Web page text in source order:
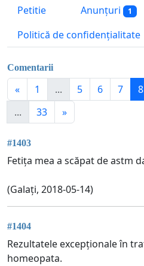
Petitie Anunțuri 1
Politică de confidențialitate
Comentarii
« 1 ... 5 6 7 8
...
33 »
#1403
Fetița mea a scăpat de astm
(Galați, 2018-05-14)
#1404
Rezultatele excepționale în
homeopata.